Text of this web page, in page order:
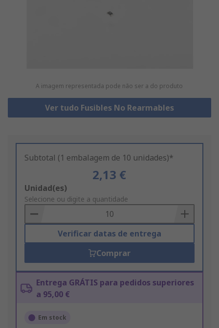
A imagem representada pode não ser a do produto
Ver tudo Fusibles No Rearmables
Subtotal (1 embalagem de 10 unidades)*
2,13 €
Add
to
Basket
Unidad(es)
Selecione ou digite a quantidade
Verificar datas de entrega
Comprar
Entrega GRÁTIS para pedidos superiores
a 95,00 €
Em stock